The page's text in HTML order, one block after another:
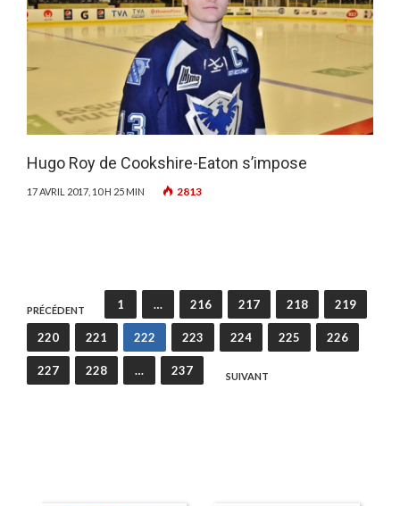
Hugo Roy de Cookshire-Eaton s’impose
17 AVRIL 2017, 10 H 25 MIN 2813
Pagination
des
publications
PRÉCÉDENT 1 … 216 217 218 219
220 221 222 223 224 225 226
227 228 … 237 SUIVANT